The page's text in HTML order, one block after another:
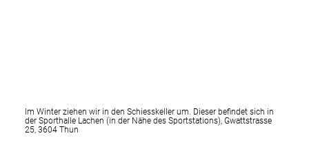
Im Winter ziehen wir in den Schiesskeller um. Dieser befindet sich in
der Sporthalle Lachen (in der Nähe des Sportstations), Gwattstrasse
25, 3604 Thun